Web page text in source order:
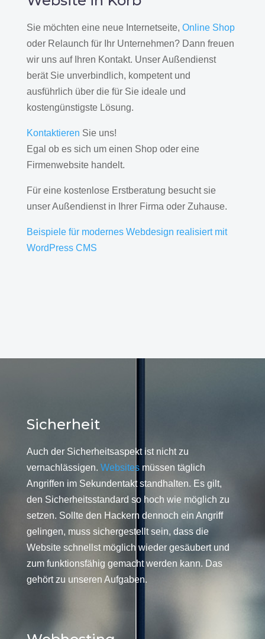
Sie möchten eine neue Internetseite, Online Shop
oder Relaunch für Ihr Unternehmen? Dann freuen
wir uns auf Ihren Kontakt. Unser Außendienst
berät Sie unverbindlich, kompetent und
ausführlich über die für Sie ideale und
kostengünstigste Lösung.
Kontaktieren Sie uns!
Egal ob es sich um einen Shop oder eine
Firmenwebsite handelt.
Für eine kostenlose Erstberatung besucht sie
unser Außendienst in Ihrer Firma oder Zuhause.
Beispiele für modernes Webdesign realisiert mit
WordPress CMS
Sicherheit
Auch der Sicherheitsaspekt ist nicht zu
vernachlässigen. Websitesmüssen täglich
Angriffen im Sekundentakt standhalten. Es gilt,
den Sicherheitsstandard so hoch wie möglich zu
setzen. Sollte den Hackern dennoch ein Angriff
gelingen, muss sichergestellt sein, dass die
Website schnellst möglich wieder gesäubert und
zum funktionsfähig gemacht werden kann. Das
gehört zu unseren Aufgaben.